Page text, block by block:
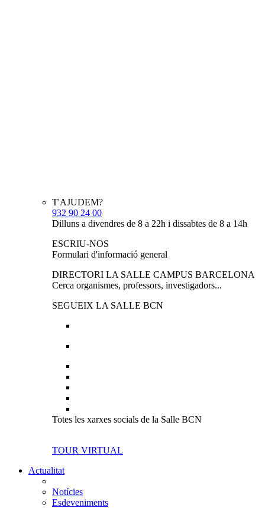
T'AJUDEM?
932 90 24 00
Dilluns a divendres de 8 a 22h i dissabtes de 8 a 14h
ESCRIU-NOS
Formulari d'informació general
DIRECTORI LA SALLE CAMPUS BARCELONA
Cerca organismes, professors, investigadors...
SEGUEIX LA SALLE BCN
Totes les xarxes socials de la Salle BCN
TOUR VIRTUAL
Actualitat
Notícies
Esdeveniments